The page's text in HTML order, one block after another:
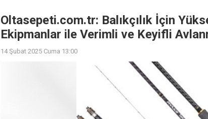
Oltasepeti.com.tr: Balıkçılık İçin
Ekipmanlar ile Verimli ve Keyifli
14 Şubat 2025 Cuma 13:00